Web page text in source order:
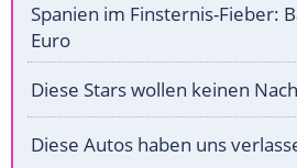
Spanien im Finsternis-Fieber:
Euro
Diese Stars wollen keinen
Diese Autos haben uns